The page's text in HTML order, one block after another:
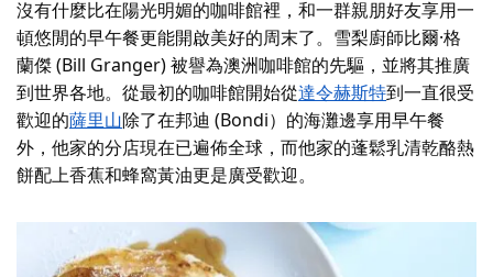
沒有什麼比在陽光明媚的咖啡館裡，和一群親朋好友享用一
頓悠閒的早午餐更能開啟美好的周末了。雪梨廚師比爾·格
蘭傑 (Bill Granger) 被譽為澳洲咖啡館的先驅，並將其推廣
到世界各地。從最初的咖啡館開始從達令赫斯特到一直很受
歡迎的薩里山除了在邦迪 (Bondi）的海灘邊享用早午餐
外，他家的分店現在已遍佈全球，而他家的蓬鬆乳清乾酪熱
餅配上香蕉和蜂窩黃油更是廣受歡迎。